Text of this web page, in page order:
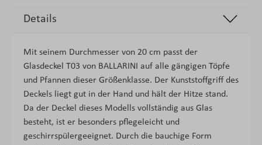
Details
Mit seinem Durchmesser von 20 cm passt der
Glasdeckel T03 von BALLARINI auf alle gängigen Töpfe
und Pfannen dieser Größenklasse. Der Kunststoffgriff des
Deckels liegt gut in der Hand und hält der Hitze stand.
Da der Deckel dieses Modells vollständig aus Glas
besteht, ist er besonders pflegeleicht und
geschirrspülergeeignet. Durch die bauchige Form